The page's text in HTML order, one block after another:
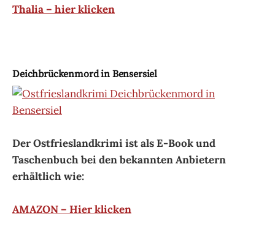
Thalia – hier klicken
Deichbrückenmord in Bensersiel
Der Ostfrieslandkrimi ist als E-Book und
Taschenbuch bei den bekannten Anbietern
erhältlich wie:
AMAZON – Hier klicken